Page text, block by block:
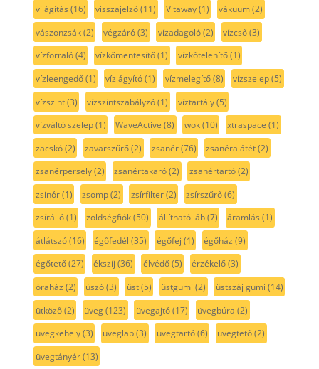
világítás (16) visszajelző(11) Vitaway(1) vákuum(2)
vászonzsák(2) végzáró(3) vízadagoló(2) vízcső(3)
vízforraló(4) vízkőmentesítő(1) vízkőtelenítő(1)
vízleengedő(1) vízlágyító(1) vízmelegítő(8) vízszelep(5)
vízszint(3) vízszintszabályzó(1) víztartály(5)
vízváltó szelep(1) WaveActive (8) wok(10) xtraspace (1)
zacskó(2) zavarszűrő(2) zsanér(76) zsanéralátét(2)
zsanérpersely(2) zsanértakaró(2) zsanértartó(2)
zsinór(1) zsomp(2) zsírfilter(2) zsírszűrő(6)
zsírálló(1) zöldségfiók(50) állítható láb(7) áramlás (1)
átlátszó(16) égőfedél (35) égőfej (1) égőház (9)
égőtető(27) ékszíj (36) élvédő(5) érzékelő(3)
óraház (2) úszó(3) üst(5) üstgumi (2) üstszáj gumi (14)
ütköző(2) üveg(123) üvegajtó(17) üvegbúra (2)
üvegkehely(3) üveglap(3) üvegtartó(6) üvegtető(2)
üvegtányér(13)